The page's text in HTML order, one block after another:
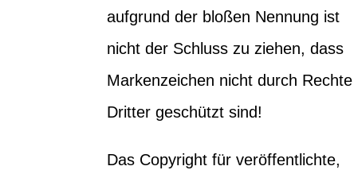
aufgrund der bloßen Nennung ist
nicht der Schluss zu ziehen, dass
Markenzeichen nicht durch Rechte
Dritter geschützt sind!
Das Copyright für veröffentlichte,